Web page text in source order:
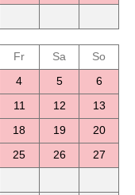
Fr Sa
So
4 5
6
11 12
13
18 19
20
25 26
27